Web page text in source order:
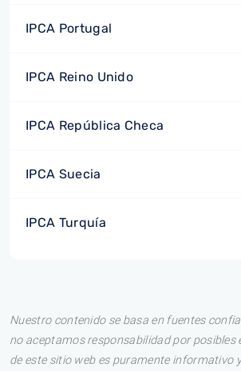
IPCA Portugal
IPCA Reino Unido
IPCA República Checa
IPCA Suecia
IPCA Turquía
Nuestro contenido se basa en fuentes
no aceptamos responsabilidad por posibles
de este sitio web es puramente informativo